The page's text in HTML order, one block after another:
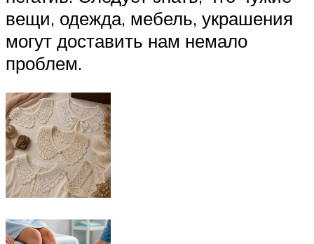
вещи, одежда, мебель, украшения
могут доставить нам немало
проблем.